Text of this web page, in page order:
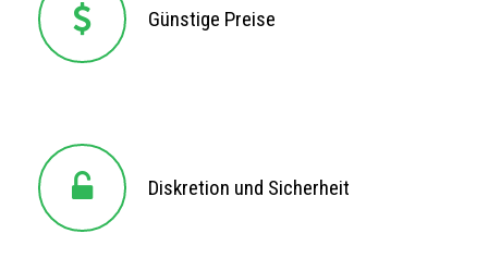
Günstige Preise
Günstige Preise
Diskretion und Sicherheit
Diskretion und Sicherheit